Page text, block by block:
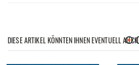
DIESE ARTIKEL KÖNNTEN IHNEN EVENTUELL